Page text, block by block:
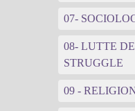
07-
08- LUTTE
STRUGGLE
09 -